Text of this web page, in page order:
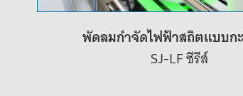
พัดลมกำจัดไฟฟ้าสถิตแบบก
SJ-LF ซีรีส์